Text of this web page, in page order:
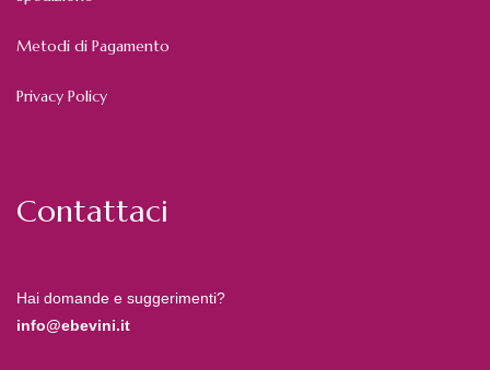
Metodi di Pagamento
Privacy Policy
Contattaci
Hai domande e suggerimenti?
info@ebevini.it